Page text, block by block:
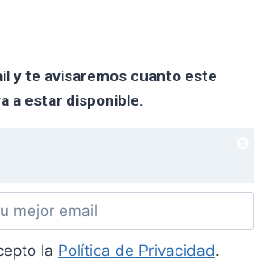
y te avisaremos cuanto este
a estar disponible.
la Política de Privacidad.